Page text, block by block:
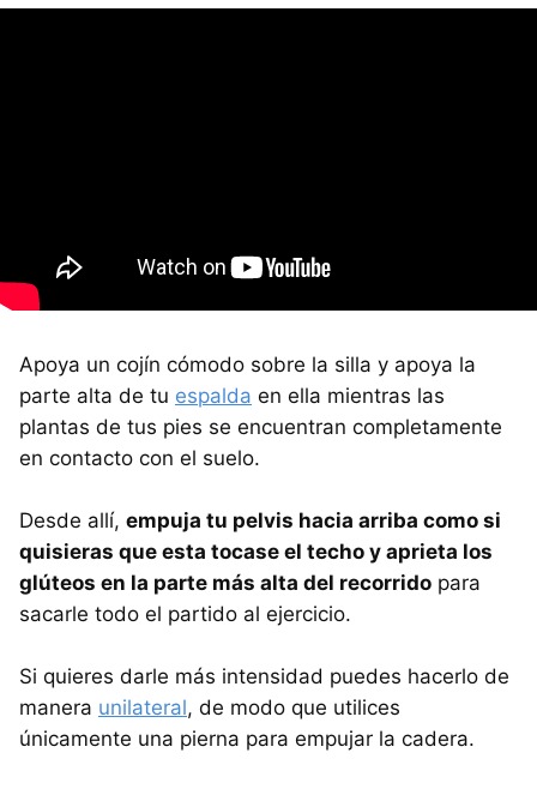
Apoya un cojín cómodo sobre la silla y apoya la
parte alta de tu espalda en ella mientras las
plantas de tus pies se encuentran completamente
en contacto con el suelo.
Desde allí, empuja tu pelvis hacia arriba como si
quisieras que esta tocase el techo y aprieta los
glúteos en la parte más alta del recorrido para
sacarle todo el partido al ejercicio.
Si quieres darle más intensidad puedes hacerlo de
manera unilateral, de modo que utilices
únicamente una pierna para empujar la cadera.